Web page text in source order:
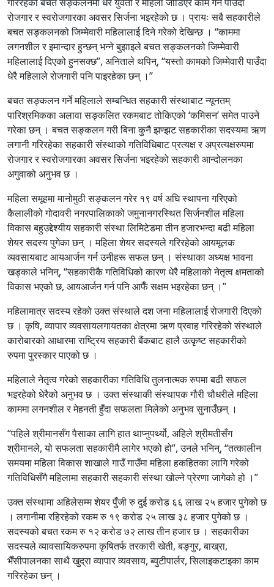
रोजगार र स्वरोजगारका अवसर सिर्जना भइरहेको छ । प्रायः सबै सहकारीले
बचत सङ्कलनको जिम्मेवारी महिलालाई दिने गरेको देखिन्छ । “काममा
लगनशील र इमान्दार हुन्छन् भन्ने बुझाइले बचत सङ्कलनको जिम्मेवारी
महिलालाई दिएको हुनसक्छ”, अनिताले थपिन्, “यस्तो कामको जिम्मेवारी पाउँदा
धेरै महिलाले रोजगारी पनि पाइरहेका छन् ।”
बचत सङ्कलन गर्ने महिलाले सम्बन्धित सहकारी संस्थाबाट न्यूनतम्
पारिश्रमिकका अलावा सङ्कलित रकमबाट तोकिएको ‘कमिसन’ समेत पाउने
गरेका छन् । बचत सङ्कलन गरी बिना कुनै झण्झट सहकारीका सदस्यमा ऋण
लगानी गरिरहेका सहकारी संस्थाको गतिविधिबाट प्रत्यक्ष र अप्रत्यक्षरुपमा
रोजगार र स्वरोजगारका अवसर सिर्जना भइरहेको सहकारी आन्दोलनका
अगुवाको अनुभव छ ।
महिला समूहमा मानोमुठी सङ्कलन गरेर १९ वर्ष अघि स्थापना गरिएको
कैलालीको गोदावरी नगरपालिकाको जमुनानगरस्थित सिर्जनशील महिला
विकास बहुउद्देश्यीय सहकारी संस्था लिमिटेडमा तीन हजारभन्दा बढी महिला
शेयर सदस्य पुगेका छन् । महिला शेयर सदस्यले गरिरहेको आयमूलक
व्यवसायबाट आयआर्जन गर्न उनीहरू सफल छन् । संस्थाका अध्यक्ष भावना
खड्काले भनिन्, “सहकारीकै गतिविधिको कारण धेरै महिलाको नेतृत्व क्षमताको
विकास भएको छ, आयआर्जन गर्न पनि आफैँ सक्षम भइरहेका छन् ।”
महिलामात्र सदस्य रहेको उक्त संस्थाले दश जना महिलालाई रोजगारी दिएको
छ । कृषि, व्यापार व्यवसायलगायतका क्षेत्रमा ऋण प्रवाह गरिरहेको संस्थाले
कारोबारको आधारमा राष्ट्रिय सहकारी बैंकबाट हालै उत्कृष्ट सहकारीको
रुपमा पुरस्कार पाएको छ ।
महिलाले नेतृत्व गरेको सहकारीका गतिविधि तुलनात्मक रुपमा बढी सफल
भइरहेको धेरैको अनुभव छ । उक्त संस्थाकी संस्थापक गौरी चौधरीले महिला
काममा लगनशील र मेहनती हुँदा सफलता मिलेको अनुभव सुनाउँछन् ।
“पहिले श्रीमानसँग पैसाका लागि हात थाप्नुपर्थ्यो, अहिले श्रीमतीसँग
श्रीमानले, यो सफलता सहकारीमै लागेर भएको हो”, उनले भनिन्, “तत्कालीन
समयमा महिला विकास शाखाले गाउँ गाउँमा महिला हकहितका लागि गरेको
गतिविधिसँगै महिलामा सहकारी सहकारी संस्था खोल्ने प्रेरणा जागेको हो ।”
उक्त संस्थामा अहिलेसम्म शेयर पुँजी रु दुई करोड ६६ लाख २५ हजार पुगेको छ
। लगानीमा रहिरहेको रकम रु १९ करोड २५ लाख ३८ हजार पुगेको छ ।
सदस्यको बचत रकम रु १२ करोड ७२ लाख तीन हजार छ । सहकारीका
सदस्यले व्यावसायिकरुपमा कृषितर्फ तरकारी खेती, बङ्गुर, बाख्रा,
भैँसीपालनका साथै खुद्रा व्यापार व्यवसाय, ब्युटीपार्लर, सिलाइकटाइका काम
गरिरहेका छन् ।